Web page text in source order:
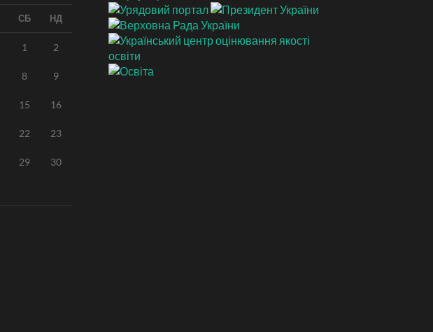
СБ НД
1 2
8 9
15 16
22 23
29 30